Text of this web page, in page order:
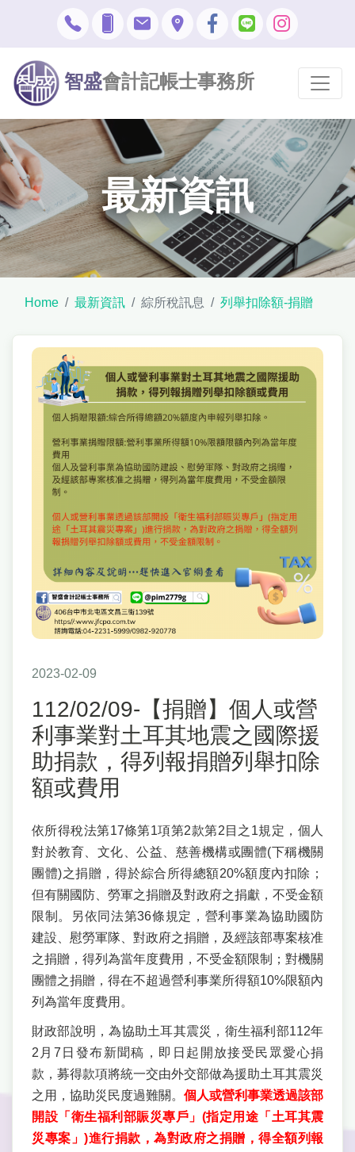
智盛會計記帳士事務所
最新資訊
Home 最新資訊 綜所稅訊息 列舉扣除額-捐贈
2023-02-09
112/02/09-【捐贈】個人或營
利事業對土耳其地震之國際援
助捐款，得列報捐贈列舉扣除
額或費用
依所得稅法第17條第1項第2款第2目之1規定，個人
對於教育、文化、公益、慈善機構或團體(下稱機關
團體)之捐贈，得於綜合所得總額20%額度內扣除；
但有關國防、勞軍之捐贈及對政府之捐獻，不受金額
限制。另依同法第36條規定，營利事業為協助國防
建設、慰勞軍隊、對政府之捐贈，及經該部專案核准
之捐贈，得列為當年度費用，不受金額限制；對機關
團體之捐贈，得在不超過營利事業所得額10%限額內
列為當年度費用。
財政部說明，為協助土耳其震災，衛生福利部112年
2月7日發布新聞稿，即日起開放接受民眾愛心捐
款，募得款項將統一交由外交部做為援助土耳其震災
之用，協助災民度過難關。 個人或營利事業透過該部
開設「衛生福利部賑災專戶」(指定用途「土耳其震
災專案」)進行捐款，為對政府之捐贈，得全額列報